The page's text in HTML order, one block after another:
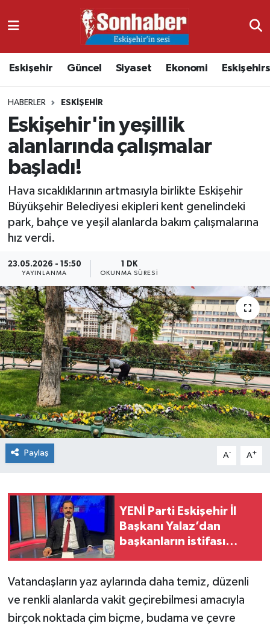
Eskişehir Güncel Siyaset Ekonomi
HABERLER ESKIŞEHIR
Eskişehir'in yeşillik
alanlarında çalışmalar
başladı!
Hava sıcaklıklarının artmasıyla birlikte Eskişehir
Büyükşehir Belediyesi ekipleri kent genelindeki
park, bahçe ve yeşil alanlarda bakım çalışmalarına
hız verdi.
23.05.2026 - 15:50
YAYINLANMA
1 DK
OKUNMA SÜRESI
Paylaş A- A+
YENİ Parti Eskişehir İl
Başkanı Yalaz’dan
başkanların istifası
Vatandaşların yaz aylarında daha temiz, düzenli
ve renkli alanlarda vakit geçirebilmesi amacıyla
birçok noktada çim biçme, budama ve çevre
Ekonomi
Güncel
Kültür & Sanat
Magazin
Resmi İlanlar
Sağlık
Siyaset
Spor
Nöbetçi Eczaneler
Namaz Vakitleri
Trafik Durumu
Süper Lig Puan Durumu ve Fikstür
Tüm Manşetler
Son Dakika Haberleri
Haber Arşivi